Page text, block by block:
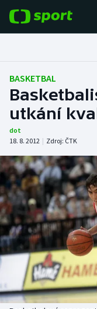
Fotbal
Hokej
Atletika
Cyklistika
DALŠÍ SPORTY
Americký fotbal
Baseball a softbal
Basketbal
NEPŘEHLÉDNĚTE
Soutěže
Historické návraty
BASKETBAL
utkání
dot
18. 8. 2012 | Zdroj: ČTK